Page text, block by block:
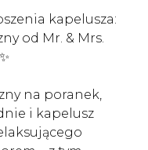
kapelusza:
od Mr. & Mrs.
na poranek,
i kapelusz